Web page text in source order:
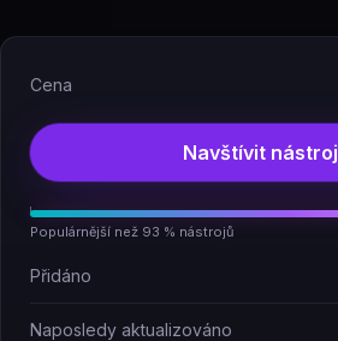
Cena
Navštívit nástroj
Populárnější než 93 % nástrojů
Přidáno
Naposledy aktualizováno